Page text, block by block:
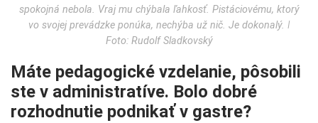
spokojná nebola. Vraj mu chýbala ľahkosť. Pistáciovému, ktorý
vo svojej prevádzke ponúka, nechýba už nič. Je dokonalý. ǀ
Foto: Rudolf Sladkovský
Máte pedagogické vzdelanie, pôsobili
ste v administratíve. Bolo dobré
rozhodnutie podnikať v gastre?